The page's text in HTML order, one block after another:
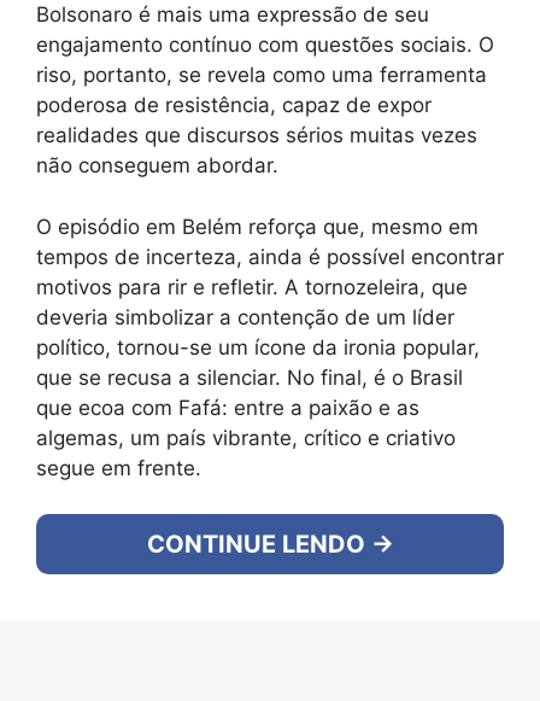
Bolsonaro é mais uma expressão de seu
engajamento contínuo com questões sociais. O
riso, portanto, se revela como uma ferramenta
poderosa de resistência, capaz de expor
realidades que discursos sérios muitas vezes
não conseguem abordar.
O episódio em Belém reforça que, mesmo em
tempos de incerteza, ainda é possível encontrar
motivos para rir e refletir. A tornozeleira, que
deveria simbolizar a contenção de um líder
político, tornou-se um ícone da ironia popular,
que se recusa a silenciar. No final, é o Brasil
que ecoa com Fafá: entre a paixão e as
algemas, um país vibrante, crítico e criativo
segue em frente.
CONTINUE LENDO →